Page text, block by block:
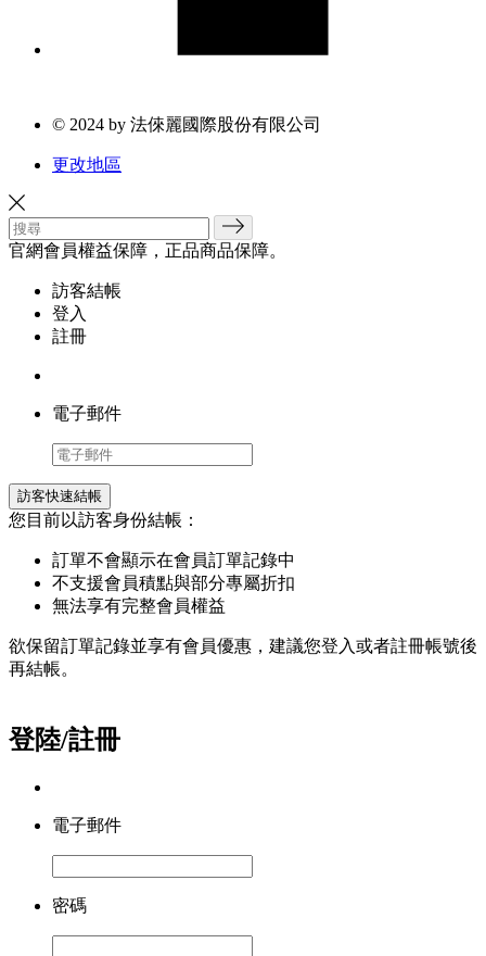
© 2024 by 法倈麗國際股份有限公司
更改地區
官網會員權益保障，正品商品保障。
訪客結帳
登入
註冊
電子郵件
訪客快速結帳
您目前以訪客身份結帳：
訂單不會顯示在會員訂單記錄中
不支援會員積點與部分專屬折扣
無法享有完整會員權益
欲保留訂單記錄並享有會員優惠，建議您登入或者註冊帳號後
再結帳。
登陸/註冊
電子郵件
密碼